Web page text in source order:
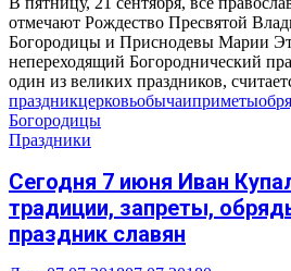
отмечают Рождество Пресвятой
Богородицы и Приснодевы Марии
непереходящий Богороднический
один из великих праздников,
праздникцерковьобычаиприметы
Богородицы
Праздники
Сегодня 7 июня Иван
традиции, запреты,
праздник славян